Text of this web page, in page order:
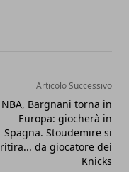
Articolo Successivo
NBA, Bargnani torna in
Europa: giocherà in
Spagna. Stoudemire si
ritira... da giocatore dei
Knicks